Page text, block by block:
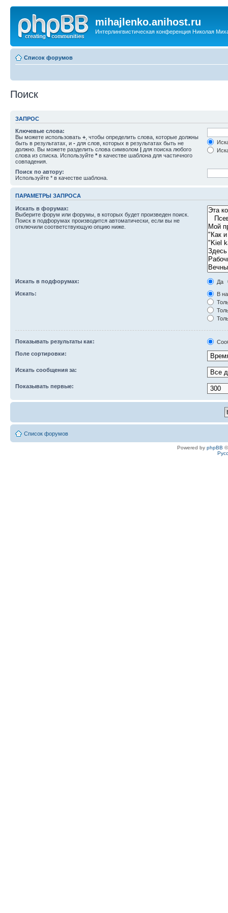
mihajlenko.anihost.ru
Интерлингвистическая конференция Николая
Список форумов
Поиск
ЗАПРОС
Ключевые слова:
Вы можете использовать + , чтобы определить слова, которые должны
быть в результатах, и - для слов, которых в результатах быть не
должно. Вы можете разделить слова символом | для поиска любого
слова из списка. Используйте * в качестве шаблона для частичного
совпадения.
Поиск по автору:
Используйте * в качестве шаблона.
ПАРАМЕТРЫ ЗАПРОСА
Искать в форумах:
Выберите форум или форумы, в которых будет произведен поиск.
Поиск в подфорумах производится автоматически, если вы не
отключили соответствующую опцию ниже.
Искать в подфорумах:
Да
Искать:
В
Показывать результаты как:
Поле сортировки:
Искать сообщения за:
Показывать первые:
Список форумов
Powered by phpBB